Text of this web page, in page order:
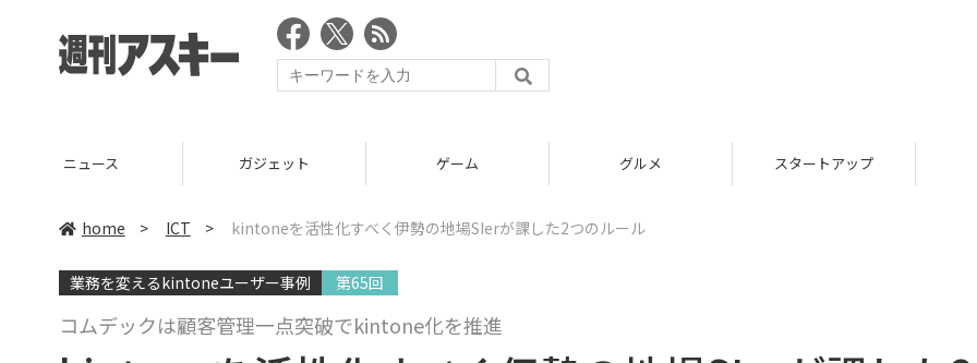
ニュース ガジェット ゲーム グルメ スタートアップ
home > ICT > kintoneを活性化すべく伊勢の地場SIerが課した2つのルール
業務を変えるkintoneユーザー事例 第65回
コムデックは顧客管理一点突破でkintone化を推進